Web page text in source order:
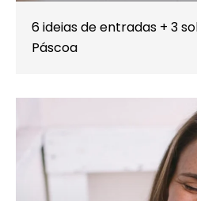
6 ideias de entradas + 3
Páscoa